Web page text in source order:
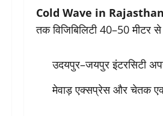
Cold Wave in Rajasthan
तक विजिबिलिटी 40–50
उदयपुर–जयपुर इंटरसिटी
मेवाड़ एक्सप्रेस और चेतक